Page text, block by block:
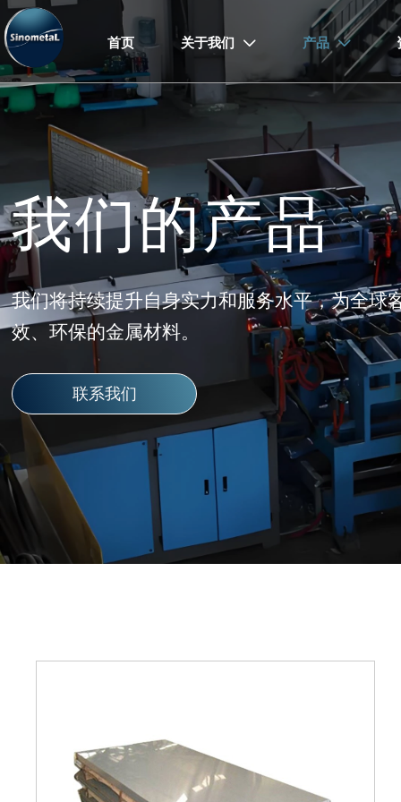
首页 关于我们  产品 
我们的产品
我们将持续提升自身实力和服务水平，为全球
效、环保的金属材料。
联系我们